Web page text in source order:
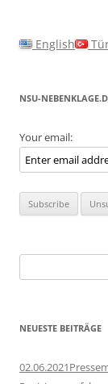
English
NSU-
Your email:
nach:
NEUESTE BEITRÄGE